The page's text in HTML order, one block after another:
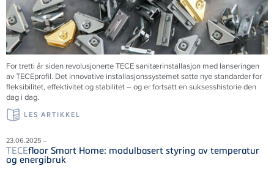
For tretti år siden revolusjonerteTECEsanitærinstallasjon med lanseringen
avTECEprofil. Det innovative installasjonssystemet satte nye standarder for
fleksibilitet, effektivitet og stabilitet – og er fortsatt en suksesshistorie den
dag i dag.
LES ARTIKKEL
23.06.2025 –
TECEfloor Smart Home: modulbasert styring av temperatur
og energibruk